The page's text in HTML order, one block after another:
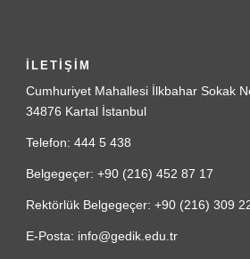
İLETİŞİM
Cumhuriyet Mahallesi İlkbahar Sokak
34876 Kartal İstanbul
Telefon: 444 5 438
Belgegeçer: +90 (216) 452 87 17
Rektörlük Belgegeçer: +90 (216) 309
E-Posta: info@gedik.edu.tr